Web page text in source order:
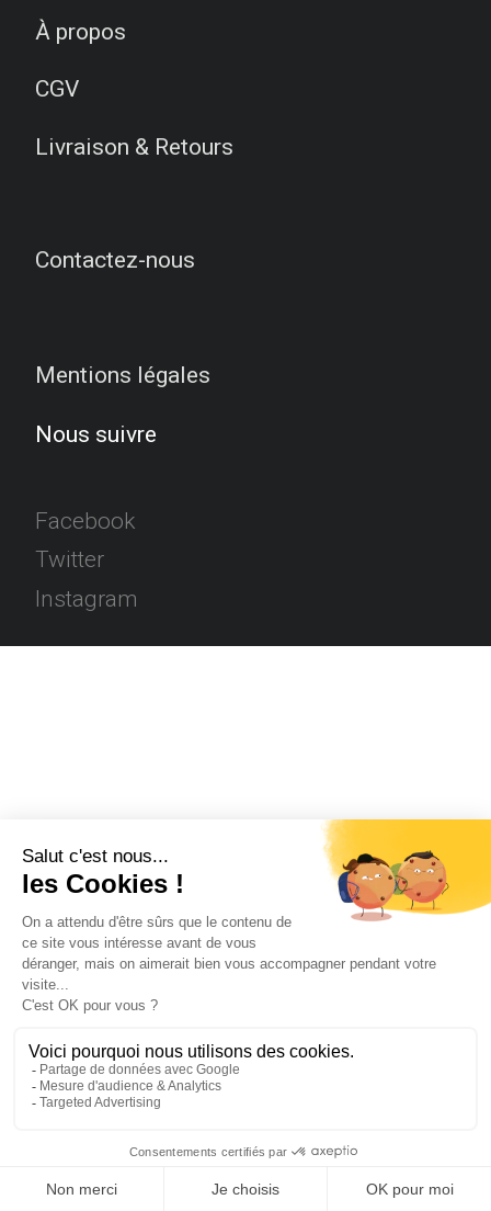
À propos
CGV
Livraison & Retours
Contactez-nous
Mentions légales
Nous suivre
Facebook
Twitter
Instagram
Panier Recherche Favoris